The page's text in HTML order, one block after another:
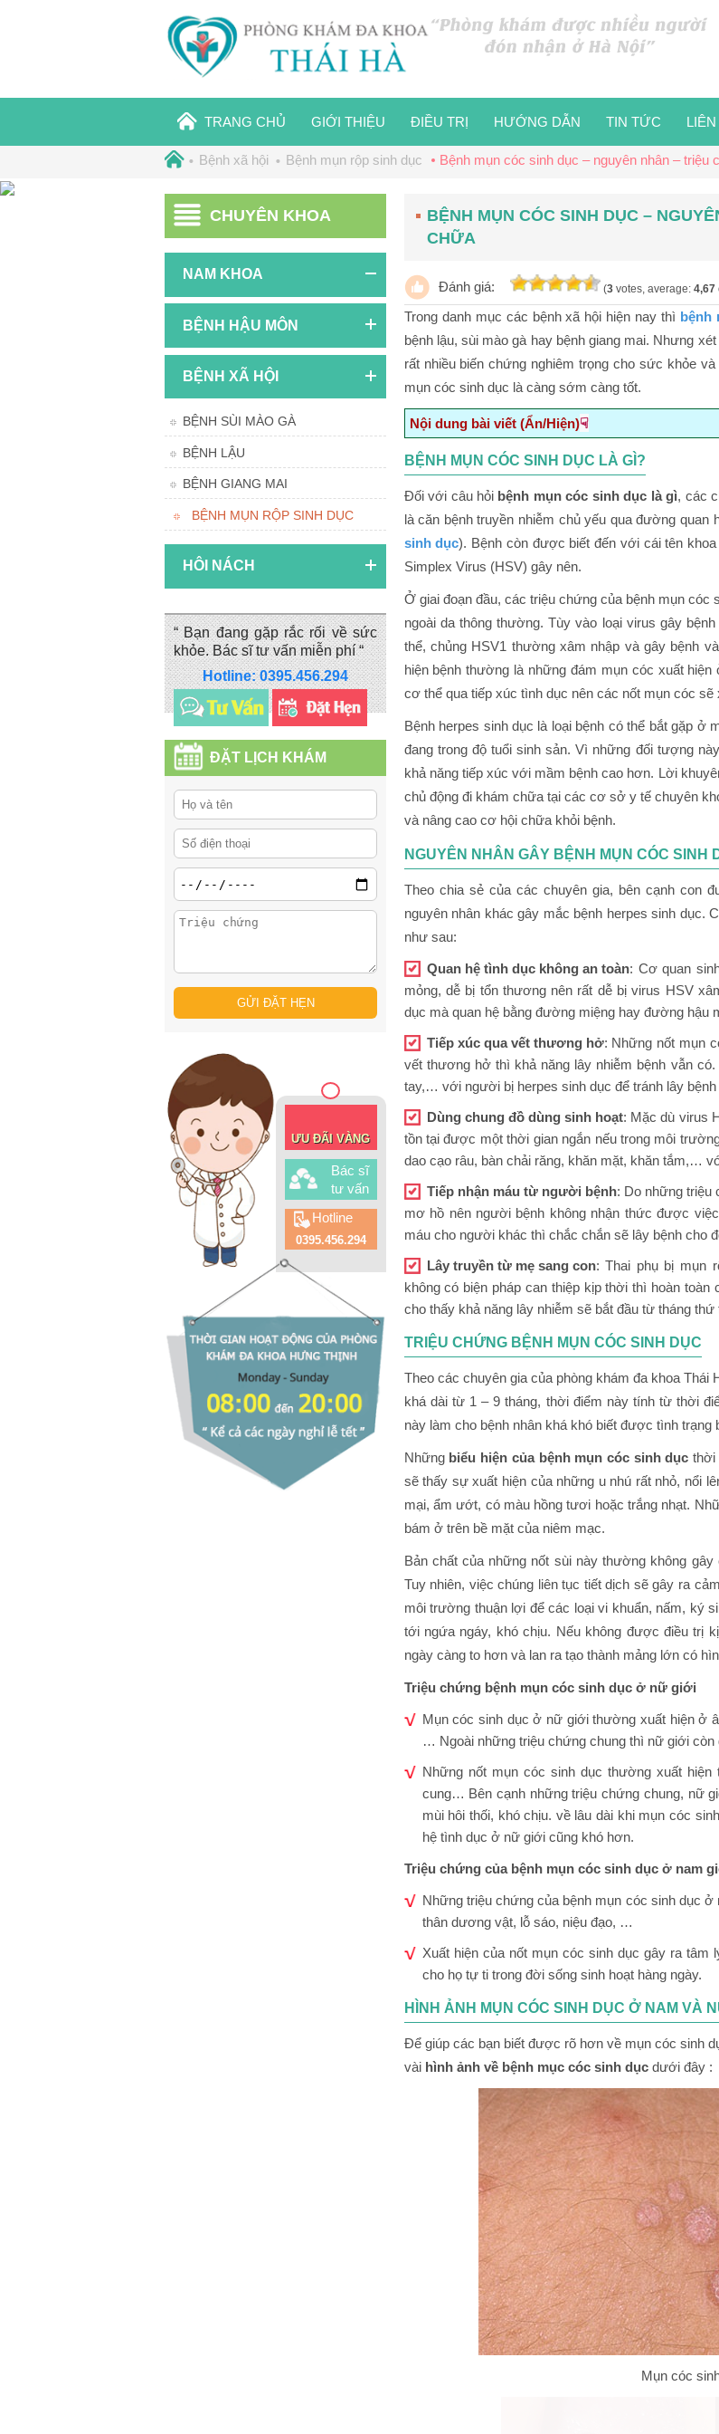
TRANG CHỦ GIỚI THIỆU ĐIỀU TRỊ HƯỚNG DẪN TIN TỨC
Bệnh xã hội Bệnh mụn rộp sinh dục Bệnh mụn cóc sinh dục – nguyên nhân – triệu
CHUYÊN KHOA
NAM KHOA
BỆNH HẬU MÔN
BỆNH XÃ HỘI
BỆNH SÙI MÀO GÀ
BỆNH LẬU
BỆNH GIANG MAI
BỆNH MỤN RỘP SINH DỤC
HÔI NÁCH
“ Bạn đang gặp rắc rối về sức
khỏe. Bác sĩ tư vấn miễn phí “
Hotline: 0395.456.294
ĐẶT LỊCH KHÁM
ƯU ĐÃI VÀNG
Bác sĩ
tư vấn
Hotline
0395.456.294
BỆNH MỤN CÓC SINH DỤC –
CHỮA
Đánh giá: (3votes, average: 4,67
Trong danh mục các bệnh xã hội hiện nay thì bệnh
bệnh lậu, sùi mào gà hay bệnh giang mai. Nhưng
rất nhiều biến chứng nghiêm trọng cho sức khỏe
mụn cóc sinh dục là càng sớm càng tốt.
Nội dung bài viết (Ẩn/Hiện)☟
Bệnh mụn cóc sinh dục là gì?
Nguyên nhân gây bệnh mụn cóc sinh dục
Triệu chứng bệnh mụn cóc sinh dục
Hình ảnh mụn cóc sinh dục ở nam và nữ giới
Điều trị mụn cóc sinh dục hiệu quả tại đa khoa
BỆNH MỤN CÓC SINH DỤC LÀ GÌ?
Đối với câu hỏi bệnh mụn cóc sinh dục là gì, các
là căn bệnh truyền nhiễm chủ yếu qua đường quan
sinh dục). Bệnh còn được biết đến với cái tên
Simplex Virus (HSV) gây nên.
Ở giai đoạn đầu, các triệu chứng của bệnh mụn cóc
ngoài da thông thường. Tùy vào loại virus gây
thể, chủng HSV1 thường xâm nhập và gây bệnh
hiện bệnh thường là những đám mụn cóc xuất
cơ thể qua tiếp xúc tình dục nên các nốt mụn cóc
Bệnh herpes sinh dục là loại bệnh có thể bắt gặp
đang trong độ tuổi sinh sản. Vì những đối tượng
khả năng tiếp xúc với mầm bệnh cao hơn. Lời
chủ động đi khám chữa tại các cơ sở y tế chuyên
và nâng cao cơ hội chữa khỏi bệnh.
NGUYÊN NHÂN GÂY BỆNH MỤN CÓC SINH
Theo chia sẻ của các chuyên gia, bên cạnh con
nguyên nhân khác gây mắc bệnh herpes sinh dục.
như sau:
Quan hệ tình dục không an toàn: Cơ quan
mỏng, dễ bị tổn thương nên rất dễ bị virus HSV
dục mà quan hệ bằng đường miệng hay đường hậu
Tiếp xúc qua vết thương hở: Những nốt mụn
vết thương hở thì khả năng lây nhiễm bệnh vẫn
tay,… với người bị herpes sinh dục để tránh lây bệnh
Dùng chung đồ dùng sinh hoạt: Mặc dù virus
tồn tại được một thời gian ngắn nếu trong môi
dao cạo râu, bàn chải răng, khăn mặt, khăn tắm,…
Tiếp nhận máu từ người bệnh: Do những triệu
mơ hồ nên người bệnh không nhận thức được
máu cho người khác thì chắc chắn sẽ lây bệnh cho
Lây truyền từ mẹ sang con: Thai phụ bị mụn
không có biện pháp can thiệp kịp thời thì hoàn
cho thấy khả năng lây nhiễm sẽ bắt đầu từ tháng
TRIỆU CHỨNG BỆNH MỤN CÓC SINH DỤC
Theo các chuyên gia của phòng khám đa khoa Thái
khá dài từ 1 – 9 tháng, thời điểm này tính từ thời
này làm cho bệnh nhân khá khó biết được tình trạng
Những biểu hiện của bệnh mụn cóc sinh dục thời
sẽ thấy sự xuất hiện của những u nhú rất nhỏ, nổi
mại, ẩm ướt, có màu hồng tươi hoặc trắng nhạt.
bám ở trên bề mặt của niêm mạc.
Bản chất của những nốt sùi này thường không
Tuy nhiên, việc chúng liên tục tiết dịch sẽ gây ra
môi trường thuận lợi để các loại vi khuẩn, nấm, ký
tới ngứa ngáy, khó chịu. Nếu không được điều trị
ngày càng to hơn và lan ra tạo thành mảng lớn có
Triệu chứng bệnh mụn cóc sinh dục ở nữ giới
Mụn cóc sinh dục ở nữ giới thường xuất hiện ở
… Ngoài những triệu chứng chung thì nữ giới
Những nốt mụn cóc sinh dục thường xuất
cung… Bên cạnh những triệu chứng chung, nữ
mùi hôi thối, khó chịu. về lâu dài khi mụn cóc
hệ tình dục ở nữ giới cũng khó hơn.
Triệu chứng của bệnh mụn cóc sinh dục ở nam
Những triệu chứng của bệnh mụn cóc sinh dục
thân dương vật, lỗ sáo, niệu đạo, …
Xuất hiện của nốt mụn cóc sinh dục gây ra tâm
cho họ tự ti trong đời sống sinh hoạt hàng ngày.
HÌNH ẢNH MỤN CÓC SINH DỤC Ở NAM VÀ
Để giúp các bạn biết được rõ hơn về mụn cóc sinh
vài hình ảnh về bệnh mục cóc sinh dụcdưới đây :
Mụn cóc